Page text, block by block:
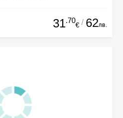
31.70
€ / 62лв.